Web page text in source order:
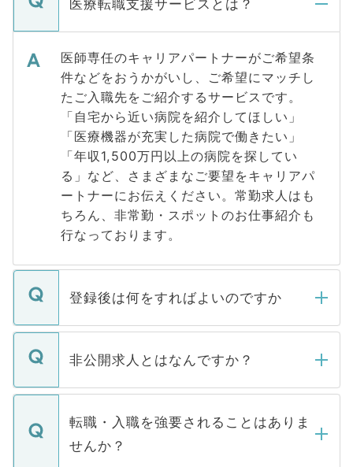
医療転職支援サービスとは？
医師専任のキャリアパートナーがご希望条
件などをおうかがいし、ご希望にマッチし
たご入職先をご紹介するサービスです。
「自宅から近い病院を紹介してほしい」
「医療機器が充実した病院で働きたい」
「年収1,500万円以上の病院を探してい
る」など、さまざまなご要望をキャリアパ
ートナーにお伝えください。常勤求人はも
ちろん、非常勤・スポットのお仕事紹介も
行なっております。
登録後は何をすればよいのですか
ご登録いただきましたら、弊社担当者がご
登録内容を確認し、その後メールもしくは
ます。通常、5営業日以内にはご連絡をせて
いただきますので、しばらくお待ちくださ
非公開求人とはなんですか？
マイナビDOCTORで取り扱っている求人の
うち約3割は、Webサイトからご覧いただ
けない「非公開求人」です。非公開求人は
下記の理由によって、一般には公開してい
転職・入職を強要されることはありま
せんか？